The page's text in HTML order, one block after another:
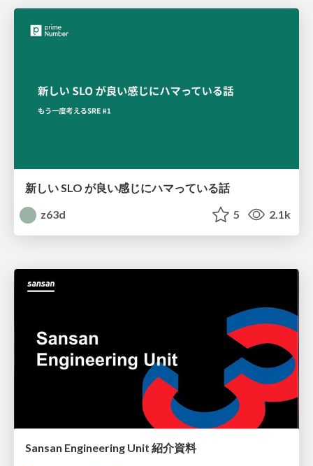
新しい SLO が良い感じにハマっている話
z63d
5 2.1k
Sansan Engineering Unit 紹介資料